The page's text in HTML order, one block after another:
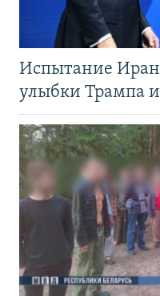
Испытание
улыбки Трампа